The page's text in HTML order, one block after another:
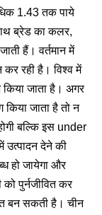
1.43 तक पाये
ब्रेड का कलर,
हैं। वर्तमान में
कर रही है। विश्व में
किया जाता है। अगर
जाता है तो न
बल्कि इस under
देने की
हो जायेगा और
पुर्नजीवित कर
बन सकती है। चीन